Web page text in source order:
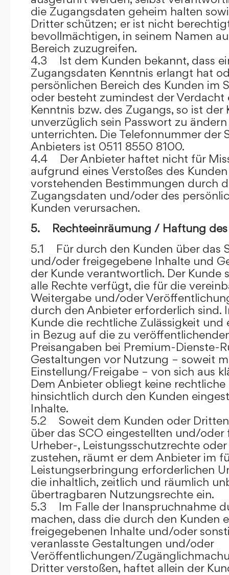
die Zugangsdaten geheim halten
Dritter schützen; er ist nicht
bevollmächtigen, in seinem Namen
Bereich zuzugreifen.
4.3 Ist dem Kunden bekannt, dass
Zugangsdaten Kenntnis erlangt hat
persönlichen Bereich des Kunden im
oder besteht zumindest der Verdacht
Kenntnis bzw. des Zugangs, so ist
unverzüglich sein Passwort zu
unterrichten. Die Telefonnummer der
Anbieters ist 0511 8550 8100.
4.4 Der Anbieter haftet nicht für
aufgrund eines Verstoßes des
vorstehenden Bestimmungen durch
Zugangsdaten und/oder des
Kunden verursachen.
5. Rechteeinräumung / Haftung des
5.1 Für durch den Kunden über das
und/oder freigegebene Inhalte und
der Kunde verantwortlich. Der Kunde
alle Rechte verfügt, die für die
Weitergabe und/oder
durch den Anbieter erforderlich sind.
Kunde die rechtliche Zulässigkeit
in Bezug auf die zu
Preisangaben bei Premium-Dienste-
Gestaltungen vor Nutzung – soweit
Einstellung/Freigabe – von sich aus
Dem Anbieter obliegt keine
hinsichtlich durch den Kunden
Inhalte.
5.2 Soweit dem Kunden oder
über das SCO eingestellten und/
Urheber-, Leistungsschutzrechte
zustehen, räumt er dem Anbieter im
Leistungserbringung erforderlichen
die inhaltlich, zeitlich und räumlich
übertragbaren Nutzungsrechte ein.
5.3 Im Falle der Inanspruchnahme
machen, dass die durch den Kunden
freigegebenen Inhalte und/oder
veranlasste Gestaltungen und/oder
Veröffentlichungen/
Dritter verstoßen, haftet allein der